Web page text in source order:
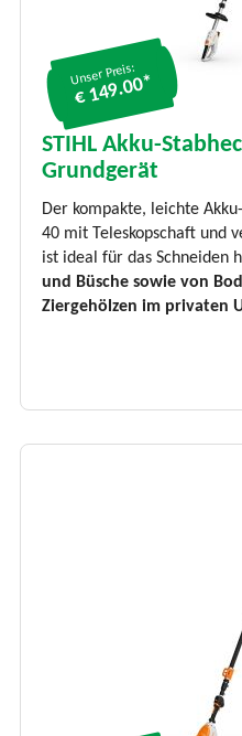
Unser Preis:
€ 149.00*
STIHL Akku-
Grundgerät
Der kompakte, leichte
40 mit Teleskopschaft und
ist ideal für das Schneiden
und Büsche sowie von
Ziergehölzen im privaten